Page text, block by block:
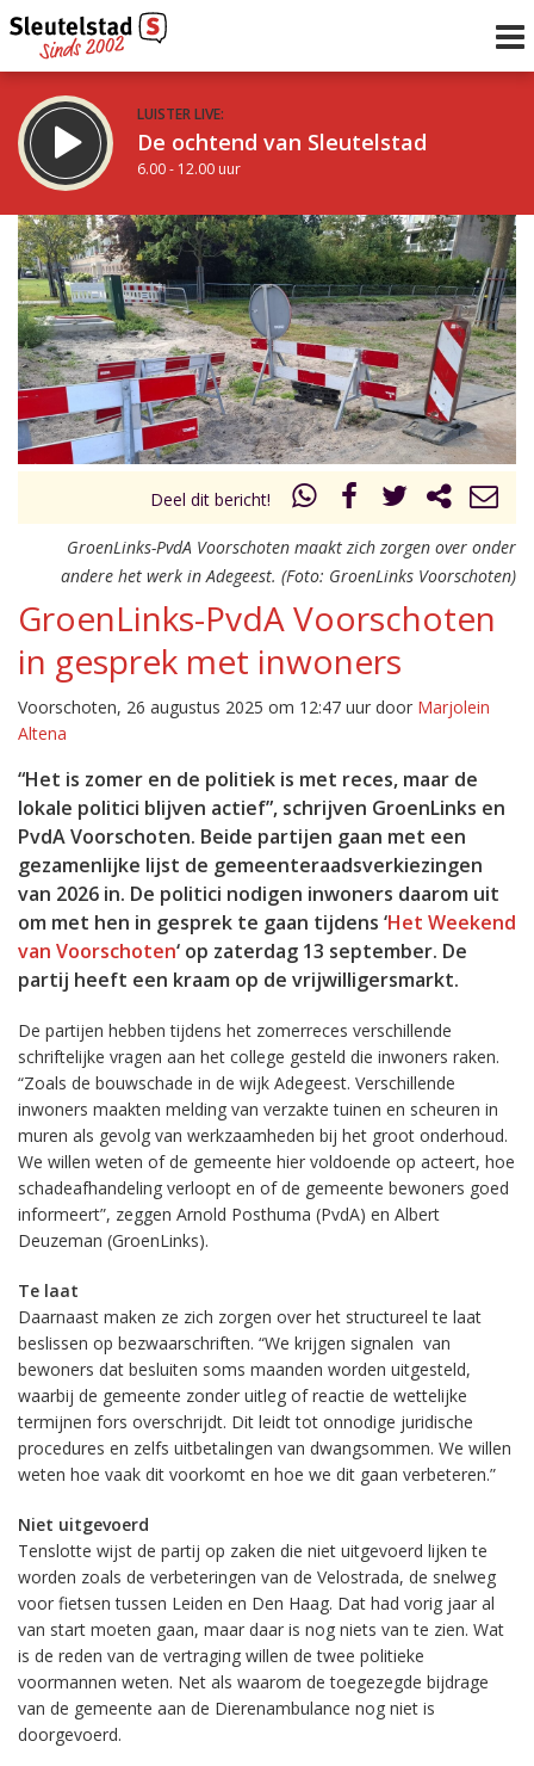
LUISTER LIVE:
De ochtend van Sleutelstad
6.00 - 12.00 uur
STRAKS:
De middag van Sleutelstad
12.00 - 17.00 uur
Vorig uur
uur 1 van 0 Volgend uur
Inklappen
Deel dit bericht!
GroenLinks-PvdA Voorschoten maakt zich zorgen over onder
andere het werk in Adegeest. (Foto: GroenLinks Voorschoten)
GroenLinks-PvdA Voorschoten
in gesprek met inwoners
Voorschoten, 26 augustus 2025 om 12:47 uur door Marjolein
Altena
“Het is zomer en de politiek is met reces, maar de
lokale politici blijven actief”, schrijven GroenLinks en
PvdA Voorschoten. Beide partijen gaan met een
gezamenlijke lijst de gemeenteraadsverkiezingen
van 2026 in. De politici nodigen inwoners daarom uit
om met hen in gesprek te gaan tijdens ‘Het Weekend
van Voorschoten‘ op zaterdag 13 september. De
partij heeft een kraam op de vrijwilligersmarkt.
De partijen hebben tijdens het zomerreces verschillende
schriftelijke vragen aan het college gesteld die inwoners raken.
“Zoals de bouwschade in de wijk Adegeest. Verschillende
inwoners maakten melding van verzakte tuinen en scheuren in
muren als gevolg van werkzaamheden bij het groot onderhoud.
We willen weten of de gemeente hier voldoende op acteert, hoe
schadeafhandeling verloopt en of de gemeente bewoners goed
informeert”, zeggen Arnold Posthuma (PvdA) en Albert
Deuzeman (GroenLinks).
Te laat
Daarnaast maken ze zich zorgen over het structureel te laat
beslissen op bezwaarschriften. “We krijgen signalen van
bewoners dat besluiten soms maanden worden uitgesteld,
waarbij de gemeente zonder uitleg of reactie de wettelijke
termijnen fors overschrijdt. Dit leidt tot onnodige juridische
procedures en zelfs uitbetalingen van dwangsommen. We willen
weten hoe vaak dit voorkomt en hoe we dit gaan verbeteren.”
Niet uitgevoerd
Tenslotte wijst de partij op zaken die niet uitgevoerd lijken te
worden zoals de verbeteringen van de Velostrada, de snelweg
voor fietsen tussen Leiden en Den Haag. Dat had vorig jaar al
van start moeten gaan, maar daar is nog niets van te zien. Wat
is de reden van de vertraging willen de twee politieke
voormannen weten. Net als waarom de toegezegde bijdrage
van de gemeente aan de Dierenambulance nog niet is
doorgevoerd.